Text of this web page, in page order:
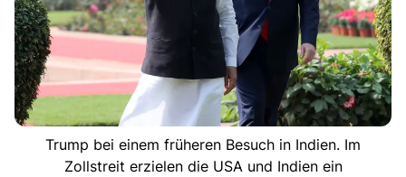
Trump bei einem früheren Besuch in Indien. Im
Zollstreit erzielen die USA und Indien ein